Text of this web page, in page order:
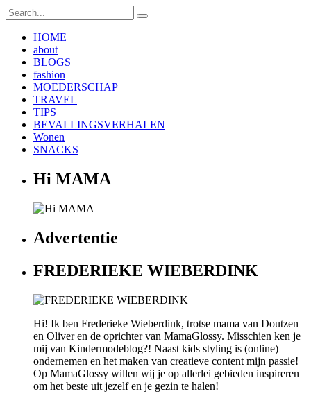
HOME
about
BLOGS
fashion
MOEDERSCHAP
TRAVEL
TIPS
BEVALLINGSVERHALEN
Wonen
SNACKS
Hi MAMA
Advertentie
FREDERIEKE WIEBERDINK
Hi! Ik ben Frederieke Wieberdink, trotse mama van Doutzen
en Oliver en de oprichter van MamaGlossy. Misschien ken je
mij van Kindermodeblog?! Naast kids styling is (online)
ondernemen en het maken van creatieve content mijn passie!
Op MamaGlossy willen wij je op allerlei gebieden inspireren
om het beste uit jezelf en je gezin te halen!